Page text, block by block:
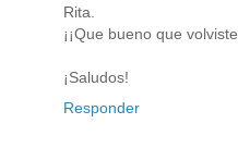
Rita.
¡¡Que bueno que
¡Saludos!
Responder